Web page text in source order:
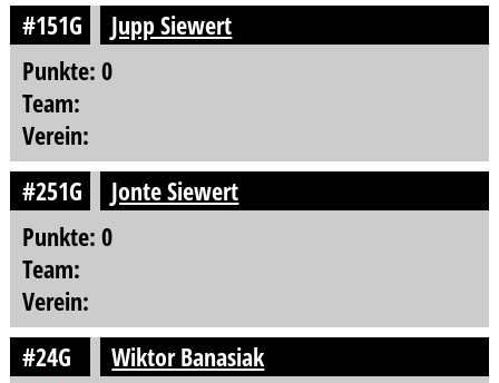
#151G
Jupp Siewert
Punkte: 0
Team:
Verein:
#251G
Jonte Siewert
Punkte: 0
Team:
Verein:
#24G
Wiktor Banasiak